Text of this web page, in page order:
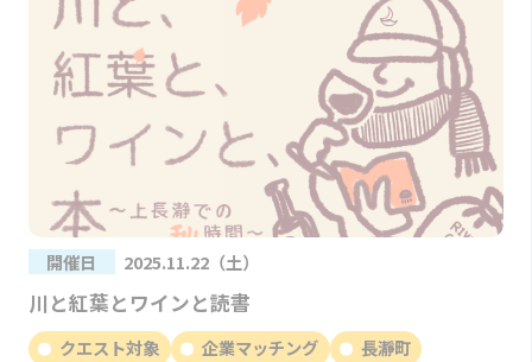
開催日 2025.11.22（土）
川と紅葉とワインと読書
クエスト対象 企業マッチング 長瀞町